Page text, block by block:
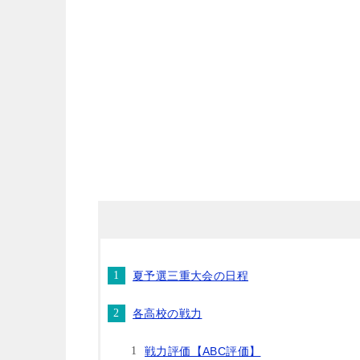
夏予選三重大会の日程
各高校の戦力
戦力評価【ABC評価】